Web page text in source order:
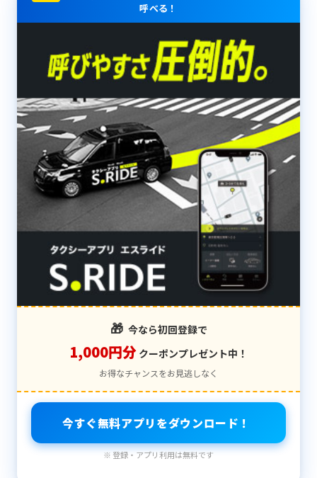
呼べる！
🎁 今なら初回登録で
1,000円分 クーポンプレゼント中！
お得なチャンスをお見逃しなく
今すぐ無料アプリをダウンロード！
※ 登録・アプリ利用は無料です